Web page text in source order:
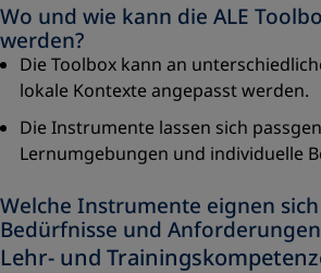
Wo und wie kann die ALE
werden?
Die Toolbox kann an
lokale Kontexte angepasst werden.
Die Instrumente lassen sich
Lernumgebungen und individuelle
Welche Instrumente eignen
Bedürfnisse und
Lehr- und